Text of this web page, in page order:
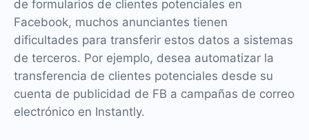
de formularios de clientes potenciales en
Facebook, muchos anunciantes tienen
dificultades para transferir estos datos a sistemas
de terceros. Por ejemplo, desea automatizar la
transferencia de clientes potenciales desde su
cuenta de publicidad de FB a campañas de correo
electrónico en Instantly.